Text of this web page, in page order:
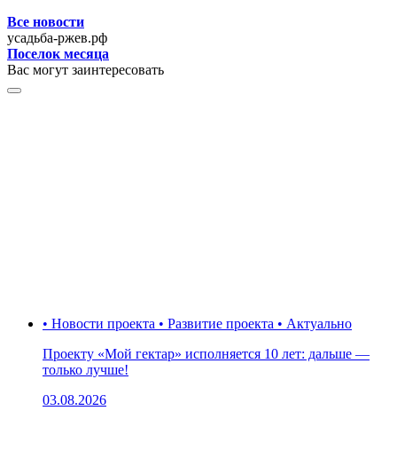
Все новости
усадьба-ржев.рф
Поселок месяца
Вас могут заинтересовать
• Новости проекта • Развитие проекта • Актуально
Проекту «Мой гектар» исполняется 10 лет: дальше —
только лучше!
03.08.2026